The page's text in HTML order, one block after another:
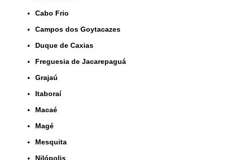
Cabo Frio
Campos dos Goytacazes
Duque de Caxias
Freguesia de Jacarepaguá
Grajaú
Itaboraí
Macaé
Magé
Mesquita
Nilópolis